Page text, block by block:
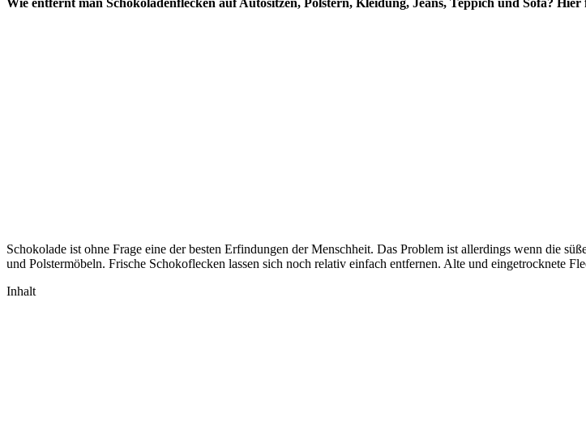
Wie entfernt man Schokoladenflecken auf Autositzen, Polstern, Kleidung, Jeans, Teppich und Sofa?
Schokolade ist ohne Frage eine der besten Erfindungen der Menschheit. Das Problem ist allerdings wenn die
und Polstermöbeln. Frische Schokoflecken lassen sich noch relativ einfach entfernen. Alte und eingetrocknete
Inhalt